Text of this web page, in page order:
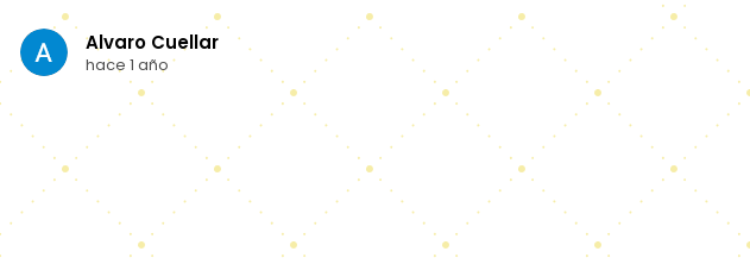
Gerrard Fuentes
hace 1 año
Jeffry
hace 1